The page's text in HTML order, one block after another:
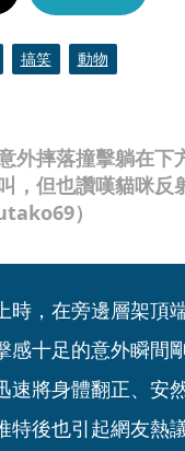
外摔落撞擊躺在下
，但也讚嘆貓咪反
）
搞笑 動物
時，在旁邊層架頂
感十足的意外瞬間
速將身體翻正、安
特後也引起網友熱